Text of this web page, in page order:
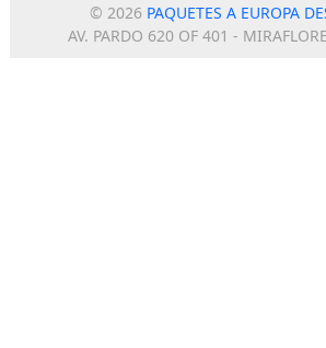
© 2026 PAQUETES A EUROPA
AV. PARDO 620 OF 401 -